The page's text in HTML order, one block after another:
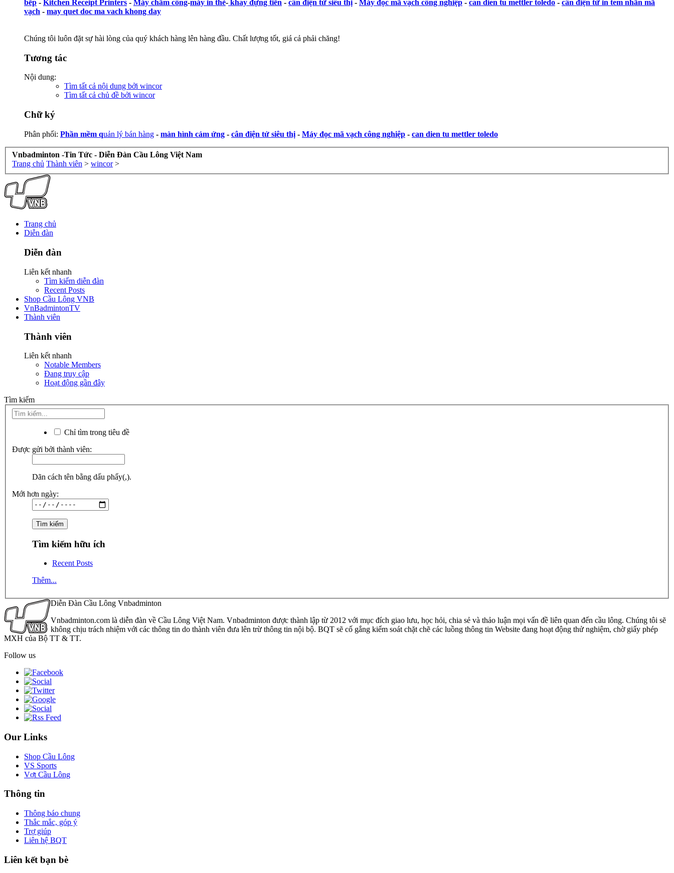
bếp - Kitchen Receipt Printers - Máy chấm công-máy in thẻ- khay đựng tiền - cân điện tử siêu thị - Máy đọc mã vạch công nghiệp - can dien tu mettler toledo - cân điện tử in tem nhãn mã
vạch - may quet doc ma vach khong day
Chúng tôi luôn đặt sự hài lòng của quý khách hàng lên hàng đầu. Chất lượng tốt, giá cả phải chăng!
Tương tác
Nội dung:
Tìm tất cả nội dung bởi wincor
Tìm tất cả chủ đề bởi wincor
Chữ ký
Phân phối: Phần mềm quản lý bán hàng - màn hình cảm ứng - cân điện tử siêu thị - Máy đọc mã vạch công nghiệp - can dien tu mettler toledo
Vnbadminton -Tin Tức - Diễn Đàn Cầu Lông Việt Nam
Trang chủ Thành viên > wincor >
Trang chủ
Diễn đàn
Diễn đàn
Liên kết nhanh
Tìm kiếm diễn đàn
Recent Posts
Shop Cầu Lông VNB
VnBadmintonTV
Thành viên
Thành viên
Liên kết nhanh
Notable Members
Đang truy cập
Hoạt động gần đây
Tìm kiếm
Chỉ tìm trong tiêu đề
Được gửi bởi thành viên:
Dãn cách tên bằng dấu phẩy(,).
Mới hơn ngày:
Tìm kiếm hữu ích
Recent Posts
Thêm...
Diễn Đàn Cầu Lông Vnbadminton
Vnbadminton.com là diễn đàn về Cầu Lông Việt Nam. Vnbadminton được thành lập từ 2012 với mục đích giao lưu, học hỏi, chia sẻ và thảo luận mọi vấn đề liên quan đến cầu lông. Chúng tôi sẽ
không chịu trách nhiệm với các thông tin do thành viên đưa lên trừ thông tin nội bộ. BQT sẽ cố gắng kiểm soát chặt chẽ các luồng thông tin Website đang hoạt động thử nghiệm, chờ giấy phép
MXH của Bộ TT & TT.
Follow us
Our Links
Shop Cầu Lông
VS Sports
Vợt Cầu Lông
Thông tin
Thông báo chung
Thắc mắc, góp ý
Trợ giúp
Liên hệ BQT
Liên kết bạn bè